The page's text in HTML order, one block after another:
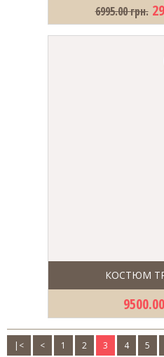
6995.00 грн.
КОСТЮМ
|< < 1 2 3 4 5